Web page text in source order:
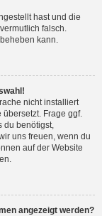
hast und die
falsch.
kann.
nicht installiert
Frage ggf.
du benötigst,
uns freuen, wenn du
auf der Website
angezeigt werden?